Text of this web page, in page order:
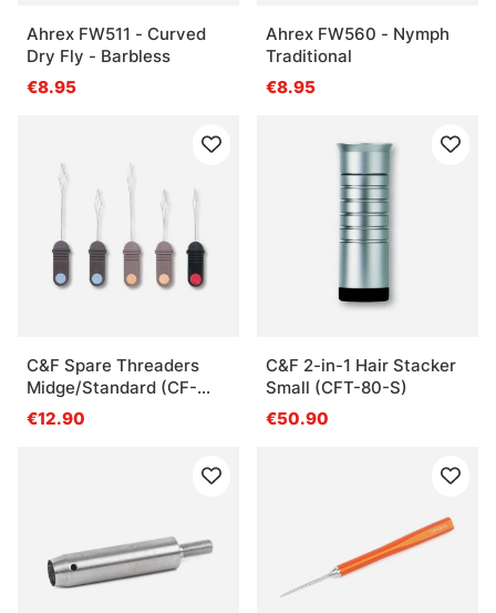
Ahrex FW511 - Curved
Dry Fly - Barbless
€8.95
Ahrex FW560 - Nymph
Traditional
€8.95
C&F Spare Threaders
Midge/Standard (CF-
602)
€12.90
C&F 2-in-1 Hair Stacker
Small (CFT-80-S)
€50.90